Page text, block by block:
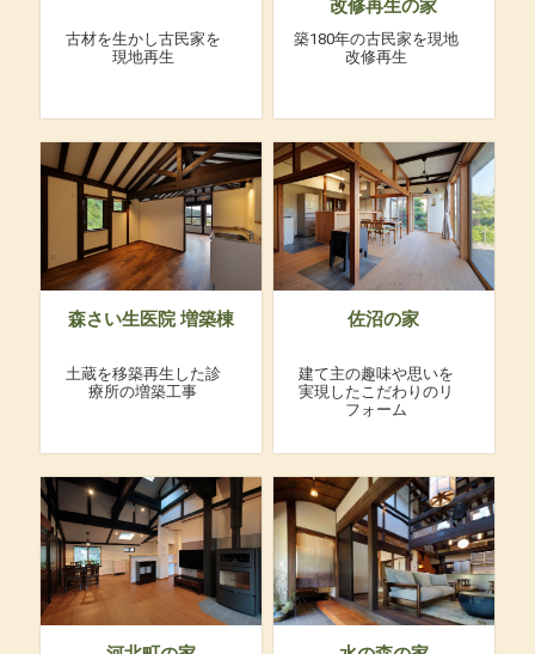
古材を生かし古民家を
現地再生
改修再生の家
築180年の古民家を現地
改修再生
森さい生医院 増築棟
土蔵を移築再生した診
療所の増築工事
佐沼の家
建て主の趣味や思いを
実現したこだわりのリ
フォーム